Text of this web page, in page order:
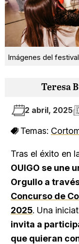
Imágenes del
Teresa
2 abril, 2025
Temas:
Tras el éxito en
OUIGO se une
Orgullo a
Concurso de
2025. Una
invita a
que quieran